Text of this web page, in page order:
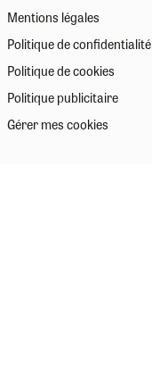
Mentions légales
Politique de confidentialité
Politique de cookies
Politique publicitaire
Gérer mes cookies